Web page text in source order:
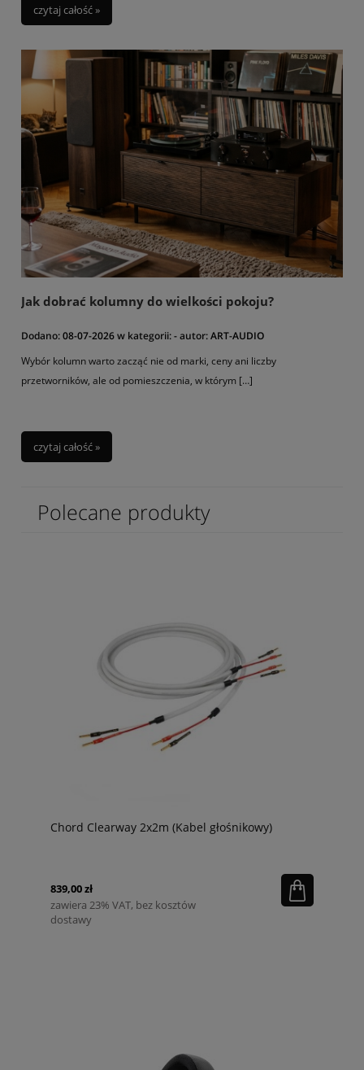
czytaj całość »
Jak dobrać kolumny do wielkości pokoju?
Dodano:08-07-2026w kategorii:-autor:ART-AUDIO
Wybór kolumn warto zacząć nie od marki, ceny ani liczby
przetworników, ale od pomieszczenia, w którym […]
czytaj całość »
Polecane produkty
Chord Clearway 2x2m (Kabel głośnikowy)
839,00 zł
zawiera 23% VAT, bez kosztów
dostawy